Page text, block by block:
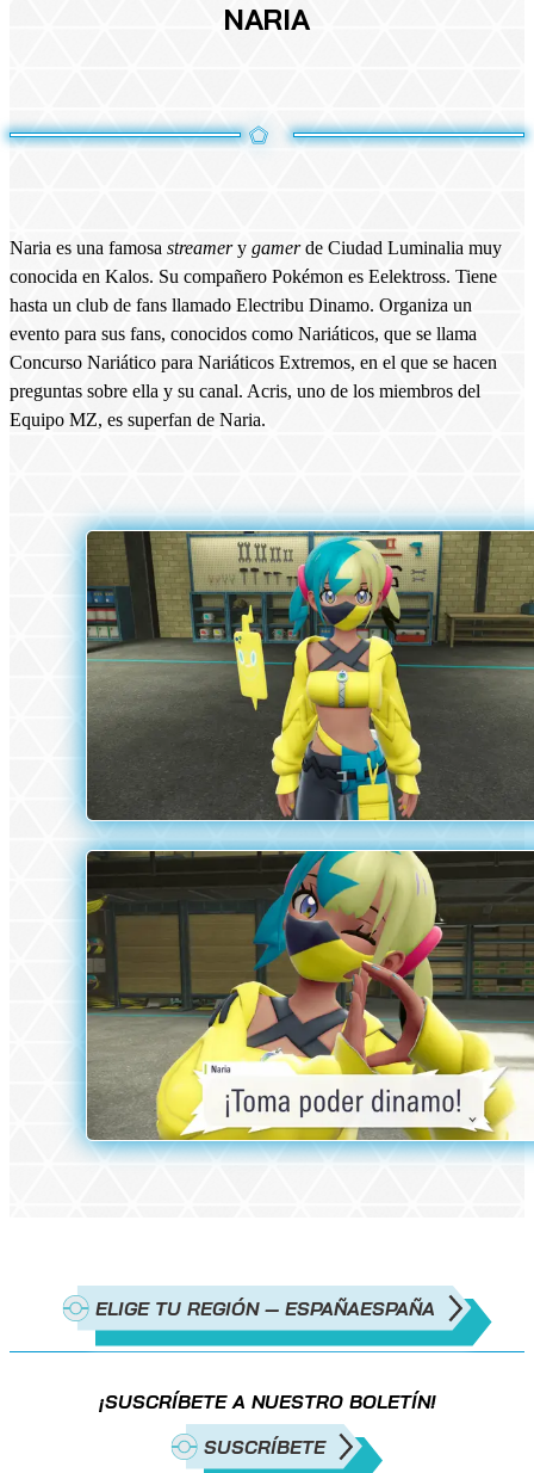
NARIA
Naria es una famosa streamery gamerde Ciudad Luminalia muy
conocida en Kalos. Su compañero Pokémon es Eelektross. Tiene
hasta un club de fans llamado Electribu Dinamo. Organiza un
evento para sus fans, conocidos como Nariáticos, que se llama
Concurso Nariático para Nariáticos Extremos, en el que se hacen
preguntas sobre ella y su canal. Acris, uno de los miembros del
Equipo MZ, es superfan de Naria.
ELIGE TU REGIÓN — ESPAÑAESPAÑA
¡SUSCRÍBETE A NUESTRO BOLETÍN!
SUSCRÍBETE